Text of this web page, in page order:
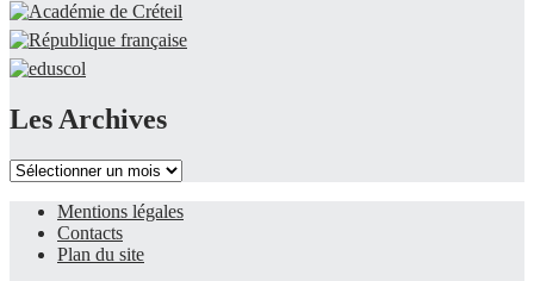
Les Archives
Les
Mentions légales
Contacts
Plan du site